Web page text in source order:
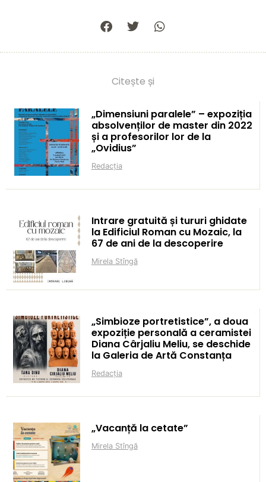
Citește și
„Dimensiuni paralele” – expoziția
absolvenților de master din 2022
și a profesorilor lor de la
„Ovidius”
Redacția
Intrare gratuită și tururi ghidate
la Edificiul Roman cu Mozaic, la
67 de ani de la descoperire
Mirela Stîngă
„Simbioze portretistice”, a doua
expoziție personală a ceramistei
Diana Cârjaliu Meliu, se deschide
la Galeria de Artă Constanța
Redacția
„Vacanță la cetate”
Mirela Stîngă